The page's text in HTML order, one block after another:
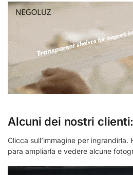
Alcuni dei nostri clienti:
Clicca sull’immagine per ingrandirla.
para ampliarla e vedere alcune